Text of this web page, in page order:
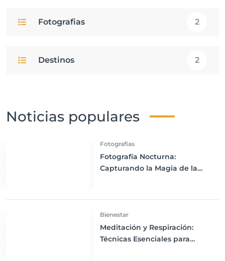
Fotografias 2
Destinos 2
Noticias populares
Fotografias
Fotografía Nocturna:
Capturando la Magia de la
Bienestar
Meditación y Respiración:
Técnicas Esenciales para